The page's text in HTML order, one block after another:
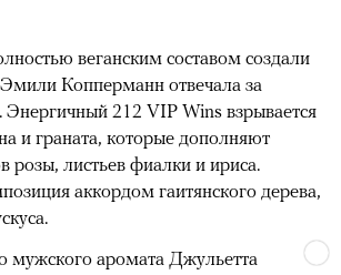
веганским составом создали
Копперманн отвечала за
212 VIP Wins взрывается
и граната, которые дополняют
розы, листьев фиалки и ириса.
аккордом гаитянского дерева,
мужского аромата Джульетта